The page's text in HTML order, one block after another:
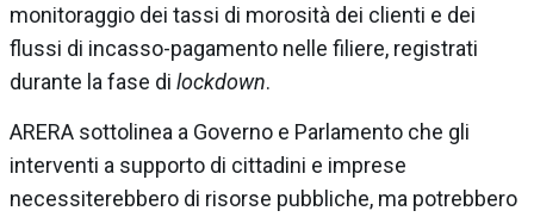
monitoraggio dei tassi di morosità dei clienti e dei
flussi di incasso-pagamento nelle filiere, registrati
durante la fase di lockdown.
ARERA sottolinea a Governo e Parlamento che gli
interventi a supporto di cittadini e imprese
necessiterebbero di risorse pubbliche, ma potrebbero